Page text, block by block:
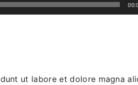
ut labore et dolore magna